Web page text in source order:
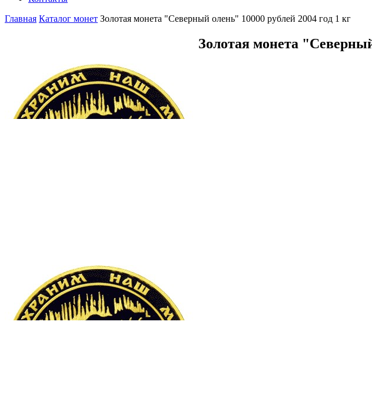
Главная Каталог монет Золотая монета "Северный олень" 10000 рублей 2004 год 1 кг
Золотая монета